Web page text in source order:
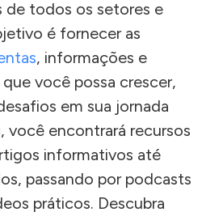
de todos os setores e
é fornecer as
, informações e
você possa crescer,
em sua jornada
você encontrará recursos
informativos até
passando por podcasts
práticos. Descubra